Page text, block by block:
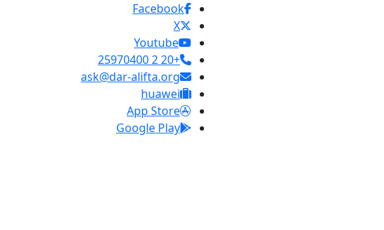
Facebook
X
Youtube
+20 2 25970400
ask@dar-alifta.org
huawei
App Store
Google Play